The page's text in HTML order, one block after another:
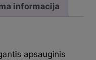
informacija
apsauginis